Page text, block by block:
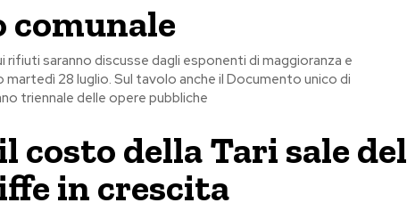
comunale
saranno discusse dagli esponenti di maggioranza e
28 luglio. Sul tavolo anche il Documento unico di
triennale delle opere pubbliche
costo della Tari sale del
in crescita